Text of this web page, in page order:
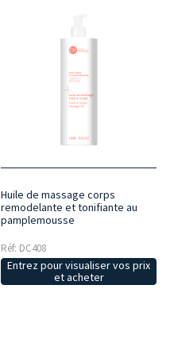
Huile de massage corps
remodelante et tonifiante au
pamplemousse
Réf: DC408
Entrez pour visualiser vos prix
et acheter